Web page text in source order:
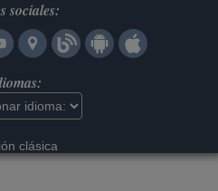
sociales:
clásica